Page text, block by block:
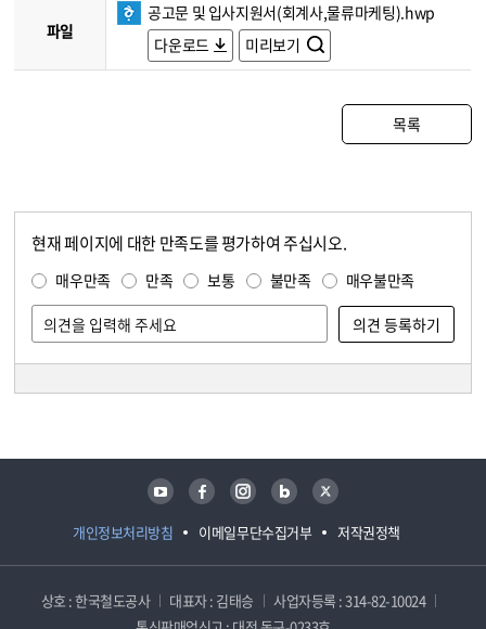
파일
공고문 및 입사지원서(회계사,물류마케팅).hwp
다운로드
미리보기
목록
현재 페이지에 대한 만족도를 평가하여 주십시오.
매우만족 만족 보통 불만족 매우불만족
개인정보처리방침 이메일무단수집거부 저작권정책
유튜브 페이스북 인스타그램 블로그 트위터
상호 : 한국철도공사 대표자 : 김태승
사업자등록 : 314-82-10024